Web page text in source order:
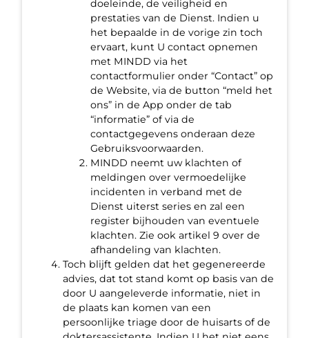
doeleinde, de veiligheid en
prestaties van de Dienst. Indien u
het bepaalde in de vorige zin toch
ervaart, kunt U contact opnemen
met MINDD via het
contactformulier onder “Contact” op
de Website, via de button “meld het
ons” in de App onder de tab
“informatie” of via de
contactgegevens onderaan deze
Gebruiksvoorwaarden.
MINDD neemt uw klachten of
meldingen over vermoedelijke
incidenten in verband met de
Dienst uiterst series en zal een
register bijhouden van eventuele
klachten. Zie ook artikel 9 over de
afhandeling van klachten.
Toch blijft gelden dat het gegenereerde
advies, dat tot stand komt op basis van de
door U aangeleverde informatie, niet in
de plaats kan komen van een
persoonlijke triage door de huisarts of de